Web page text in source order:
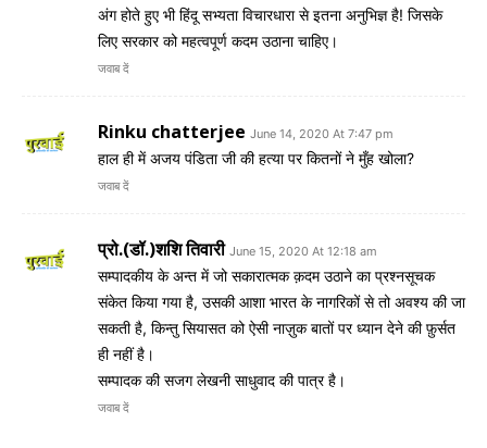
अंग होते हुए भी हिंदू सभ्यता विचारधारा से इतना अनुभिज्ञ है! जिसके
लिए सरकार को महत्वपूर्ण कदम उठाना चाहिए।
जवाब दें
Rinku chatterjee June 14, 2020 At 7:47 pm
हाल ही में अजय पंडिता जी की हत्या पर कितनों ने मुँह खोला?
जवाब दें
प्रो.(डॉ.)शशि तिवारी June 15, 2020 At 12:18 am
सम्पादकीय के अन्त में जो सकारात्मक क़दम उठाने का प्रश्नसूचक
संकेत किया गया है, उसकी आशा भारत के नागरिकों से तो अवश्य की जा
सकती है, किन्तु सियासत को ऐसी नाज़ुक बातों पर ध्यान देने की फ़ुर्सत
ही नहीं है।
सम्पादक की सजग लेखनी साधुवाद की पात्र है।
जवाब दें